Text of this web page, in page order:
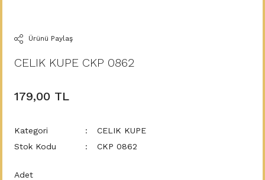
Ürünü Paylaş
CELIK KUPE CKP 0862
179,00 TL
Kategori
CELIK KUPE
Stok Kodu
CKP 0862
Adet